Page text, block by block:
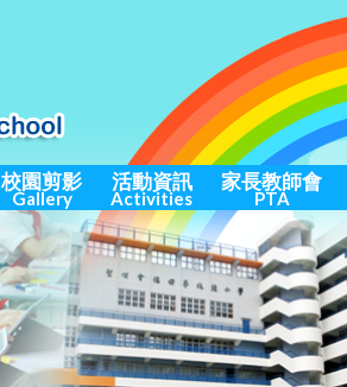
校園剪影
Gallery
活動資訊
Activities
家長教師會
PTA